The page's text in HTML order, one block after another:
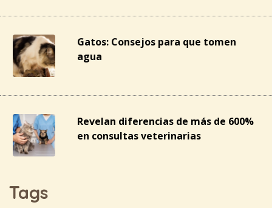
Gatos: Consejos para que tomen
agua
Revelan diferencias de más de 600%
en consultas veterinarias
Tags